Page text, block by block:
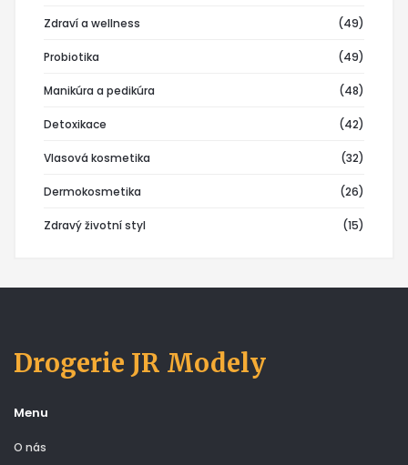
Zdraví a wellness (49)
Probiotika (49)
Manikúra a pedikúra (48)
Detoxikace (42)
Vlasová kosmetika (32)
Dermokosmetika (26)
Zdravý životní styl (15)
Drogerie JR Modely
Menu
O nás